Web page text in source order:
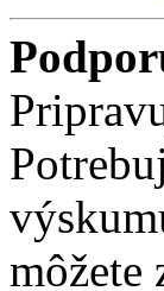
môžete